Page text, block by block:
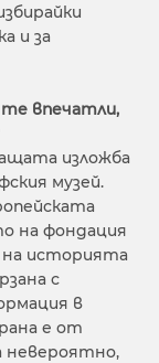
и за
те впечатли,
изложба
музей.
на фондация
на историята
с
в
е от
невероятно,